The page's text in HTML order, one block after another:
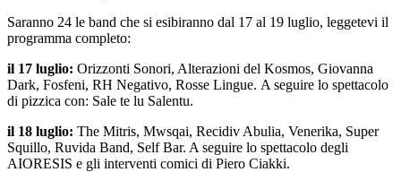
Saranno 24 le band che si esibiranno dal 17 al 19 luglio, leggetevi il
programma completo:
il 17 luglio: Orizzonti Sonori, Alterazioni del Kosmos, Giovanna
Dark, Fosfeni, RH Negativo, Rosse Lingue. A seguire lo spettacolo
di pizzica con: Sale te lu Salentu.
il 18 luglio: The Mitris, Mwsqai, Recidiv Abulia, Venerika, Super
Squillo, Ruvida Band, Self Bar. A seguire lo spettacolo degli
AIORESIS e gli interventi comici di Piero Ciakki.